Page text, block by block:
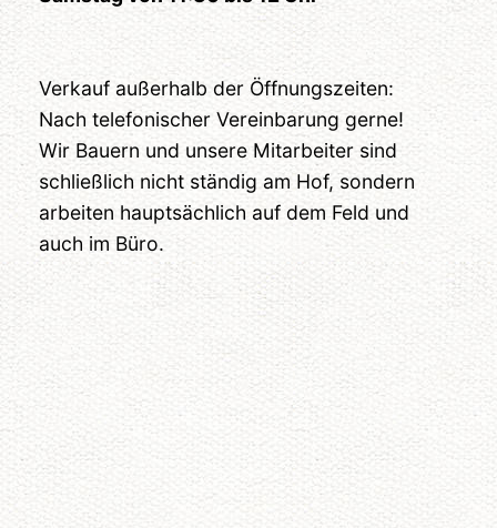
Verkauf außerhalb der Öffnungszeiten:
Nach telefonischer Vereinbarung gerne!
Wir Bauern und unsere Mitarbeiter sind
schließlich nicht ständig am Hof, sondern
arbeiten hauptsächlich auf dem Feld und
auch im Büro.